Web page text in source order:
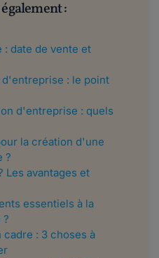
:
: date de vente et
: le point
d'entreprise : quels
la création d'une
?
Les avantages et
essentiels à la
: 3 choses à